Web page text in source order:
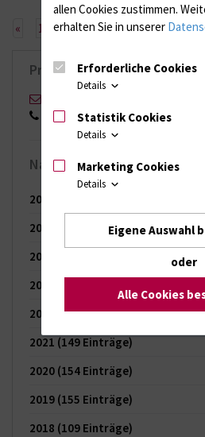
« Vorherige
1 2 3 »Nächste
Pressekontakt
0151 17168553
Nachrichten-Archiv
2026
2025
(121 Einträge)
2024
2023
2022
(150 Einträge)
2021 (149 Einträge)
2020 (154 Einträge)
2019 (155 Einträge)
2018 (109 Einträge)
allen Cookies zustimmen.
erhalten Sie in unserer
Erforderliche Cookies
Details
Statistik Cookies
Details
Marketing Cookies
Details
Eigene Auswahl
oder
Alle Cookies